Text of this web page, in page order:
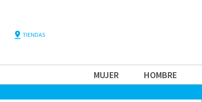
pin_drop TIENDAS
MUJER HOMBRE